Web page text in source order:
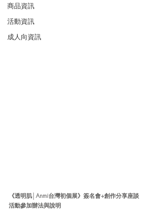
商品資訊
活動資訊
成人向資訊
《透明肌│Anmi台灣初個展》簽名會+創作分享座談
活動參加辦法與說明